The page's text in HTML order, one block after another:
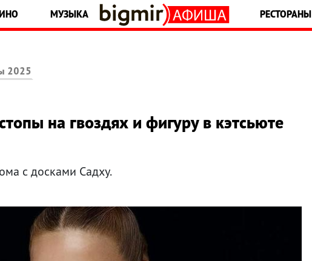
МУЗЫКА РЕСТОРАНЫ
2025
на гвоздях и фигуру в кэтсьюте
с досками Садху.